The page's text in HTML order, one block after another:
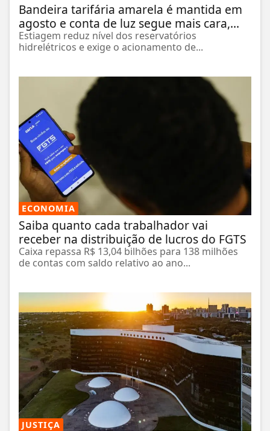
Bandeira tarifária amarela é mantida em
agosto e conta de luz segue mais cara,...
Estiagem reduz nível dos reservatórios
hidrelétricos e exige o acionamento de...
ECONOMIA
Saiba quanto cada trabalhador vai
receber na distribuição de lucros do FGTS
Caixa repassa R$ 13,04 bilhões para 138 milhões
de contas com saldo relativo ao ano...
JUSTIÇA